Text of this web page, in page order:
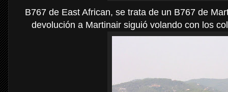
B767 de East African, se trata de un B767 de
devolución a Martinair siguió volando con los